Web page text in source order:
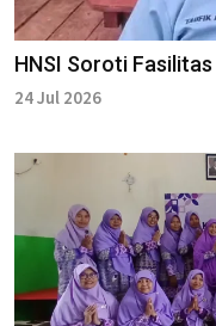
HNSI Soroti
24 Jul 2026